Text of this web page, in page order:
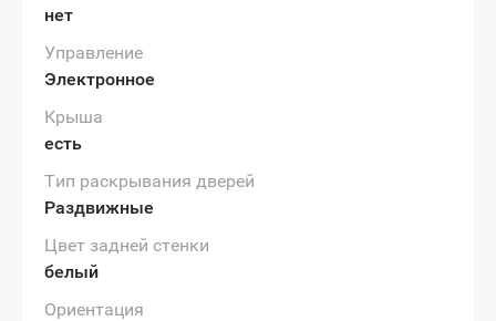
нет
Управление
Электронное
Крыша
есть
Тип раскрывания дверей
Раздвижные
Цвет задней стенки
белый
Ориентация